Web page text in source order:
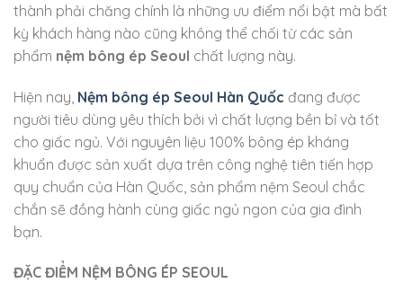
thành phải chăng chính là những ưu điểm nổi bật mà bất
kỳ khách hàng nào cũng không thể chối từ các sản
phẩm nệm bông ép Seoul chất lượng này.
Hiện nay, Nệm bông ép Seoul Hàn Quốc đang được
người tiêu dùng yêu thích bởi vì chất lượng bền bỉ và tốt
cho giấc ngủ. Với nguyên liệu 100% bông ép kháng
khuẩn được sản xuất dựa trên công nghệ tiên tiến hợp
quy chuẩn của Hàn Quốc, sản phẩm nệm Seoul chắc
chắn sẽ đồng hành cùng giấc ngủ ngon của gia đình
bạn.
ĐẶC ĐIỂM NỆM BÔNG ÉP SEOUL